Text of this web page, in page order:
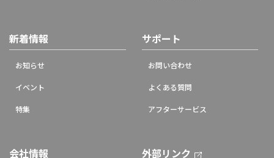
新着情報
お知らせ
イベント
特集
サポート
お問い合わせ
よくある質問
アフターサービス
会社情報 外部リンク